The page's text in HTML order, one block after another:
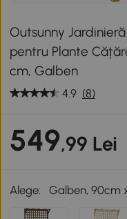
Outsunny
pentru Plante
cm, Galben
4.9 (8)
549,99 Lei
Alege: Galben, 90cm